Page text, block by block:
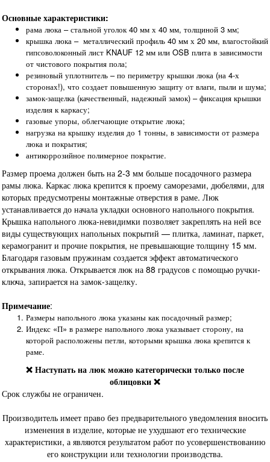
Основные характеристики:
рама люка – стальной уголок 40 мм х 40 мм, толщиной 3 мм;
крышка люка – металлический профиль 40 мм х 20 мм, влагостойкий
гипсоволоконный лист KNAUF 12 мм или OSB плита в зависимости
от чистового покрытия пола;
резиновый уплотнитель – по периметру крышки люка (на 4-х
сторонах!), что создает повышенную защиту от влаги, пыли и шума;
замок-защелка (качественный, надежный замок) – фиксация крышки
изделия к каркасу;
газовые упоры, облегчающие открытие люка;
нагрузка на крышку изделия до 1 тонны, в зависимости от размера
люка и покрытия;
антикоррозийное полимерное покрытие.
Размер проема должен быть на 2-3 мм больше посадочного размера
рамы люка. Каркас люка крепится к проему саморезами, дюбелями, для
которых предусмотрены монтажные отверстия в раме. Люк
устанавливается до начала укладки основного напольного покрытия.
Крышка напольного люка-невидимки позволяет закреплять на ней все
виды существующих напольных покрытий — плитка, ламинат, паркет,
керамогранит и прочие покрытия, не превышающие толщину 15 мм.
Благодаря газовым пружинам создается эффект автоматического
открывания люка. Открывается люк на 88 градусов с помощью ручки-
ключа, запирается на замок-защелку.
Примечание:
Размеры напольного люка указаны как посадочный размер;
Индекс «П» в размере напольного люка указывает сторону, на
которой расположены петли, которыми крышка люка крепится к
раме.
❌ Наступать на люк можно категорически только после
облицовки ❌
Срок службы не ограничен.
Производитель имеет право без предварительного уведомления вносить
изменения в изделие, которые не ухудшают его технические
характеристики, а являются результатом работ по усовершенствованию
его конструкции или технологии производства.